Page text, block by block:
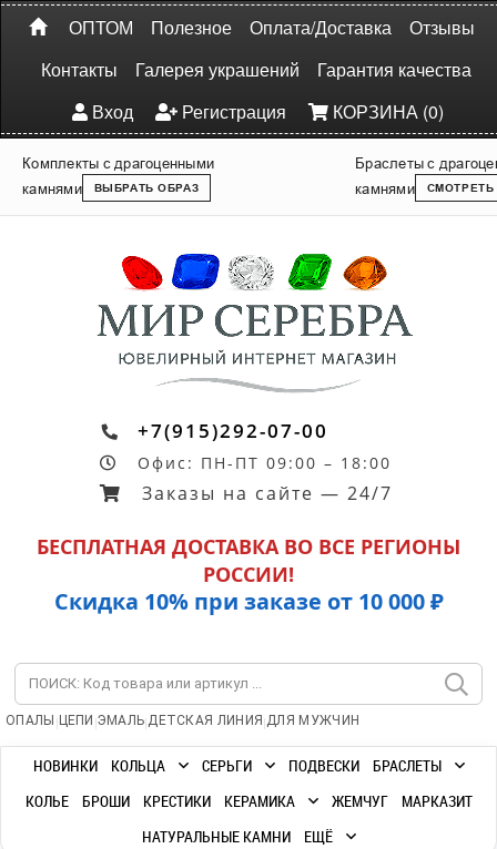
ОПТОМ Полезное Оплата/Доставка
Отзывы
Контакты
Галерея украшений
Гарантия качества
Вход
Регистрация КОРЗИНА (0)
Комплекты с драгоценными
камнями
ВЫБРАТЬ ОБРАЗ
Браслеты с
камнями
СМОТРЕТЬ
+7(915)292-07-00
Офис: ПН-ПТ 09:00 – 18:00
Заказы на сайте — 24/7
БЕСПЛАТНАЯ ДОСТАВКА ВО ВСЕ РЕГИОНЫ
РОССИИ!
Скидка 10% при заказе от 10 000 ₽
ОПАЛЫ | ЦЕПИ |ЭМАЛЬ|ДЕТСКАЯ ЛИНИЯ |ДЛЯ МУЖЧИН
НОВИНКИ КОЛЬЦА СЕРЬГИ ПОДВЕСКИ
БРАСЛЕТЫ
КОЛЬЕ
БРОШИ КРЕСТИКИ КЕРАМИКА ЖЕМЧУГ
МАРКАЗИТ
НАТУРАЛЬНЫЕ КАМНИ
ЕЩЁ